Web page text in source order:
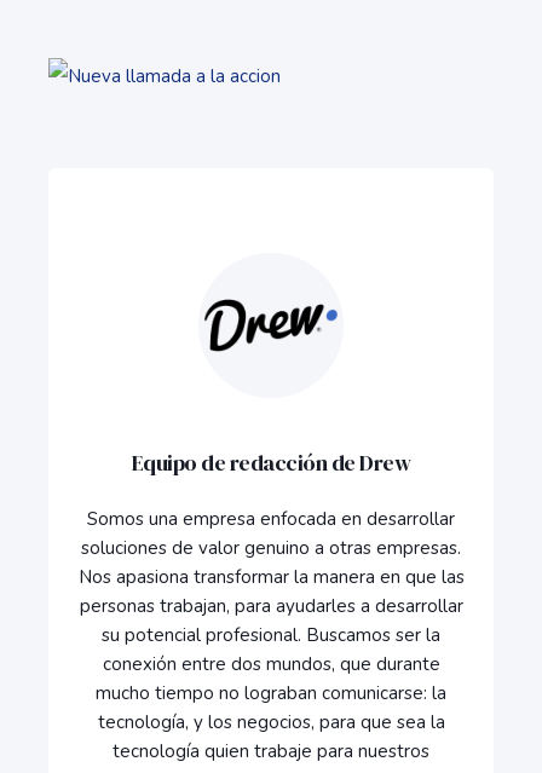
Equipo de redacción de Drew
Somos una empresa enfocada en desarrollar
soluciones de valor genuino a otras empresas.
Nos apasiona transformar la manera en que las
personas trabajan, para ayudarles a desarrollar
su potencial profesional. Buscamos ser la
conexión entre dos mundos, que durante
mucho tiempo no lograban comunicarse: la
tecnología, y los negocios, para que sea la
tecnología quien trabaje para nuestros